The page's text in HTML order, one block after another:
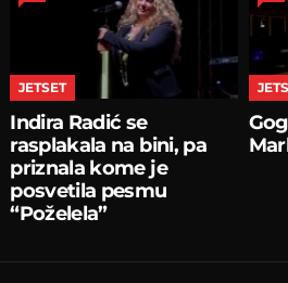
JETSET
Indira Radić se
rasplakala na bini, pa
priznala kome je
posvetila pesmu
“Poželela”